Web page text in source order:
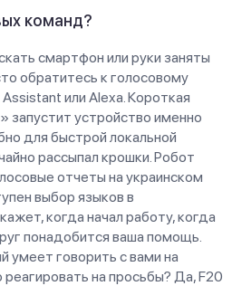
команд?
смартфон или руки заняты
обратитесь к голосовому
или Alexa. Короткая
запустит устройство именно
для быстрой локальной
рассыпал крошки. Робот
отчеты на украинском
выбор языков в
когда начал работу, когда
понадобится ваша помощь.
говорить с вами на
на просьбы? Да, F20